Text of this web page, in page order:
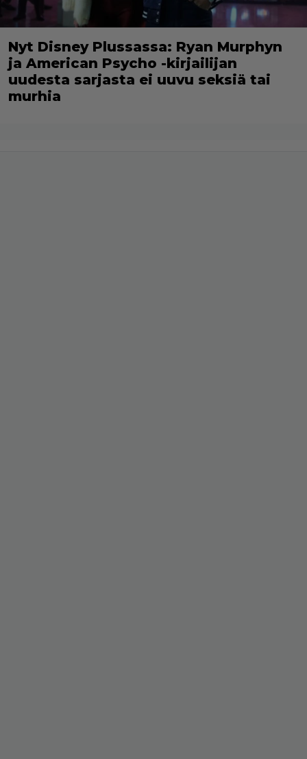
Nyt Disney Plussassa: Ryan Murphyn
ja American Psycho -kirjailijan
uudesta sarjasta ei uuvu seksiä tai
murhia